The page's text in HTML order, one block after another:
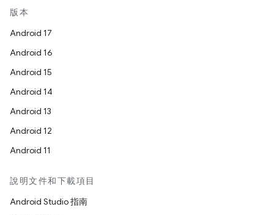
版本
Android 17
Android 16
Android 15
Android 14
Android 13
Android 12
Android 11
說明文件和下載項目
Android Studio 指南